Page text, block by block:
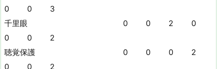
0 0 3
千里眼 0 0 2 0
0 0 2
聴覚保護 0 0 0 2
0 0 2